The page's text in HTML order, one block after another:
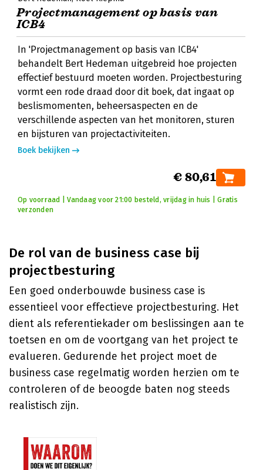
Projectmanagement op basis van
ICB4
In 'Projectmanagement op basis van ICB4'
behandelt Bert Hedeman uitgebreid hoe projecten
effectief bestuurd moeten worden. Projectbesturing
vormt een rode draad door dit boek, dat ingaat op
beslismomenten, beheersaspecten en de
verschillende aspecten van het monitoren, sturen
en bijsturen van projectactiviteiten.
Boek bekijken
€ 80,61
Op voorraad | Vandaag voor 21:00 besteld, vrijdag in huis | Gratis
verzonden
De rol van de business case bij
projectbesturing
Een goed onderbouwde business case is
essentieel voor effectieve projectbesturing. Het
dient als referentiekader om beslissingen aan te
toetsen en om de voortgang van het project te
evalueren. Gedurende het project moet de
business case regelmatig worden herzien om te
controleren of de beoogde baten nog steeds
realistisch zijn.